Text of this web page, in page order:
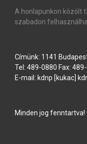
A honlapunkon közölt
szabadon
Címünk: 1141
Tel: 489-0880 Fax:
E-mail: kdnp [kukac]
Minden jog fenntartva!